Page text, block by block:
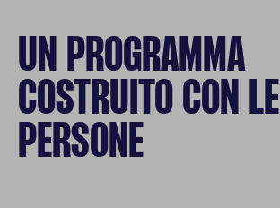
UN PROGRAMMA
COSTRUITO CON LE
PERSONE